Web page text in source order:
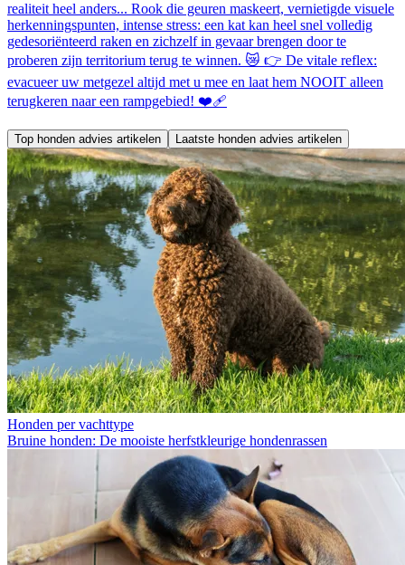
realiteit heel anders... Rook die geuren maskeert, vernietigde visuele
herkenningspunten, intense stress: een kat kan heel snel volledig
gedesoriënteerd raken en zichzelf in gevaar brengen door te
proberen zijn territorium terug te winnen. 😿 👉 De vitale reflex:
evacueer uw metgezel altijd met u mee en laat hem NOOIT alleen
terugkeren naar een rampgebied! ❤️‍🩹
Top honden advies artikelen Laatste honden advies artikelen
Honden per vachttype
Bruine honden: De mooiste herfstkleurige hondenrassen